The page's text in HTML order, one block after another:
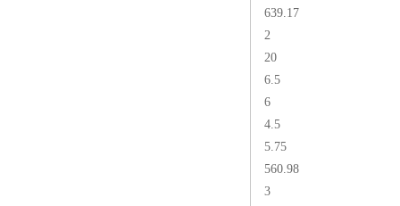
639.17
2
20
6.5
6
4.5
5.75
560.98
3